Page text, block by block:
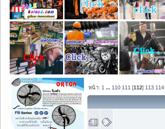
หน้า: 1 ... 110 111 [112] 113 114